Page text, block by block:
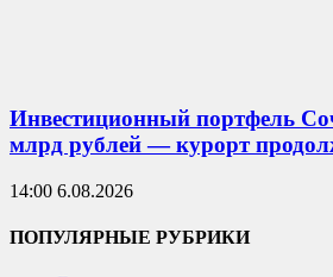
Инвестиционный портфель
млрд рублей — курорт
14:00 6.08.2026
ПОПУЛЯРНЫЕ РУБРИКИ